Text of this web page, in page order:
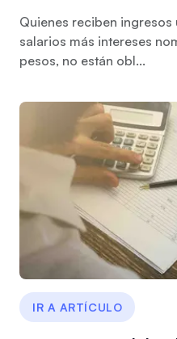
Quienes reciben
salarios más intereses
pesos, no están obl...
IR A ARTÍCULO